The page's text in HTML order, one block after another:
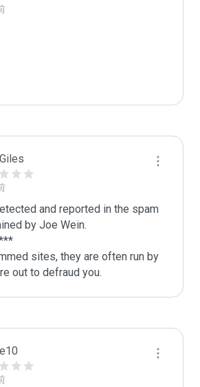
and reported in the spam
by Joe Wein.
sites, they are often run by
out to defraud you.